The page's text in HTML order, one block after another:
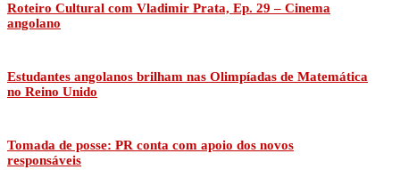
Roteiro Cultural com Vladimir Prata, Ep. 29 – Cinema
angolano
Estudantes angolanos brilham nas Olimpíadas de Matemática
no Reino Unido
Tomada de posse: PR conta com apoio dos novos
responsáveis